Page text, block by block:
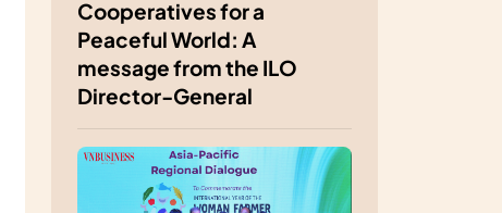
Cooperatives for a
Peaceful World: A
message from the ILO
Director-General